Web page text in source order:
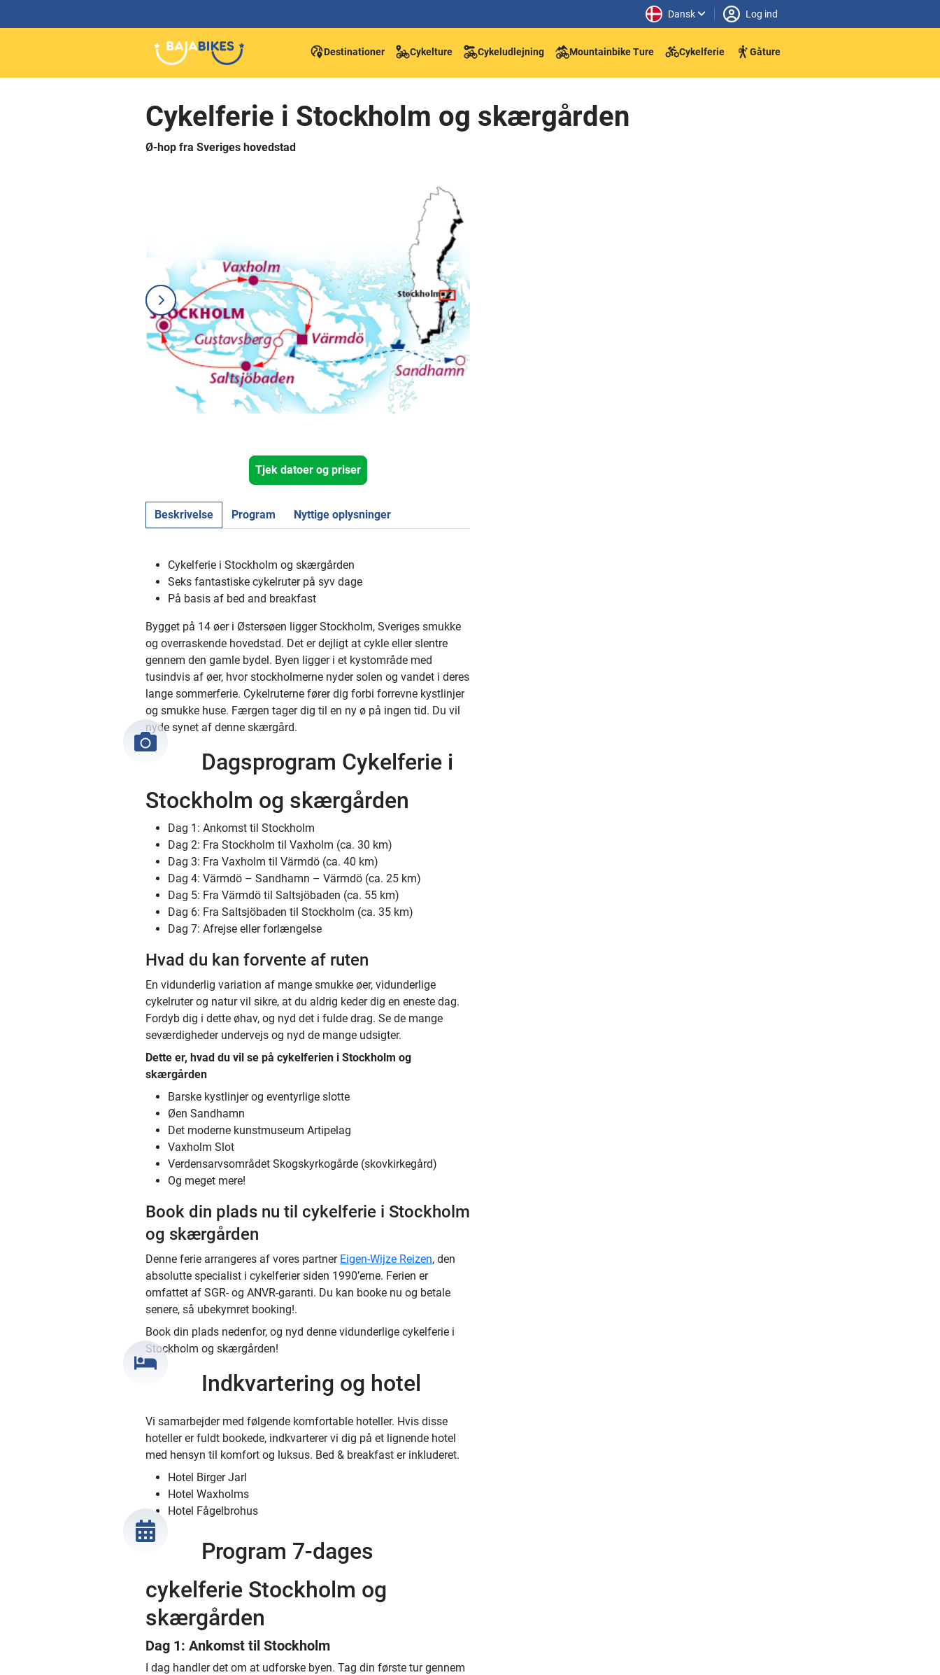
Dansk Log ind
Destinationer Cykelture Cykeludlejning Mountainbike Ture Cykelferie Gåture
Cykelferie i Stockholm og skærgården
Ø-hop fra Sveriges hovedstad
Tjek datoer og priser
Beskrivelse Program Nyttige oplysninger
Cykelferie i Stockholm og skærgården
Seks fantastiske cykelruter på syv dage
På basis af bed and breakfast
Bygget på 14 øer i Østersøen ligger Stockholm, Sveriges smukke
og overraskende hovedstad. Det er dejligt at cykle eller slentre
gennem den gamle bydel. Byen ligger i et kystområde med
tusindvis af øer, hvor stockholmerne nyder solen og vandet i deres
lange sommerferie. Cykelruterne fører dig forbi forrevne kystlinjer
og smukke huse. Færgen tager dig til en ny ø på ingen tid. Du vil
nyde synet af denne skærgård.
Dagsprogram Cykelferie i
Stockholm og skærgården
Dag 1: Ankomst til Stockholm
Dag 2: Fra Stockholm til Vaxholm (ca. 30 km)
Dag 3: Fra Vaxholm til Värmdö (ca. 40 km)
Dag 4: Värmdö – Sandhamn – Värmdö (ca. 25 km)
Dag 5: Fra Värmdö til Saltsjöbaden (ca. 55 km)
Dag 6: Fra Saltsjöbaden til Stockholm (ca. 35 km)
Dag 7: Afrejse eller forlængelse
Hvad du kan forvente af ruten
En vidunderlig variation af mange smukke øer, vidunderlige
cykelruter og natur vil sikre, at du aldrig keder dig en eneste dag.
Fordyb dig i dette øhav, og nyd det i fulde drag. Se de mange
seværdigheder undervejs og nyd de mange udsigter.
Dette er, hvad du vil se på cykelferien i Stockholm og
skærgården
Barske kystlinjer og eventyrlige slotte
Øen Sandhamn
Det moderne kunstmuseum Artipelag
Vaxholm Slot
Verdensarvsområdet Skogskyrkogårde (skovkirkegård)
Og meget mere!
Book din plads nu til cykelferie i Stockholm
og skærgården
Denne ferie arrangeres af vores partner Eigen-Wijze Reizen, den
absolutte specialist i cykelferier siden 1990’erne. Ferien er
omfattet af SGR- og ANVR-garanti. Du kan booke nu og betale
senere, så ubekymret booking!.
Book din plads nedenfor, og nyd denne vidunderlige cykelferie i
Stockholm og skærgården!
Indkvartering og hotel
Vi samarbejder med følgende komfortable hoteller. Hvis disse
hoteller er fuldt bookede, indkvarterer vi dig på et lignende hotel
med hensyn til komfort og luksus. Bed & breakfast er inkluderet.
Hotel Birger Jarl
Hotel Waxholms
Hotel Fågelbrohus
Program 7-dages
cykelferie Stockholm og
skærgården
Dag 1: Ankomst til Stockholm
I dag handler det om at udforske byen. Tag din første tur gennem